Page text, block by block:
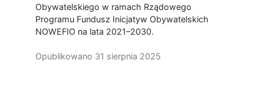
Obywatelskiego w ramach Rządowego
Programu Fundusz Inicjatyw Obywatelskich
NOWEFIO na lata 2021–2030.
Opublikowano 31 sierpnia 2025